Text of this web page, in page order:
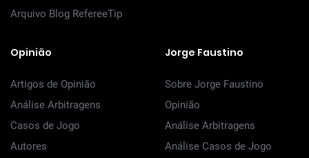
Arquivo Blog RefereeTip
Opinião
Artigos de Opinião
Análise Arbitragens
Casos de Jogo
Autores
Jorge Faustino
Sobre Jorge Faustino
Opinião
Análise Arbitragens
Análise Casos de Jogo